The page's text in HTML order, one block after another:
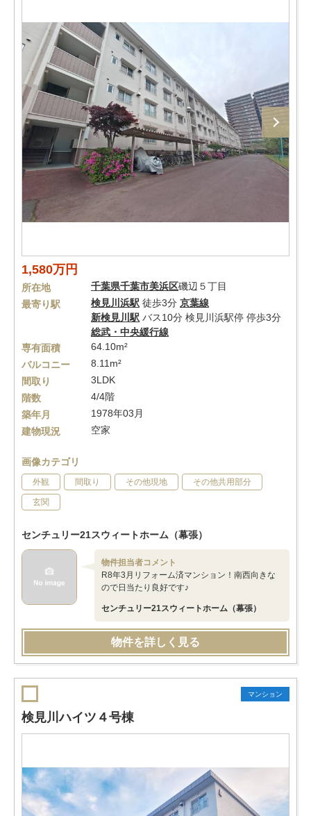
1,580万円
所在地 千葉県千葉市美浜区磯辺５丁目
最寄り駅
検見川浜駅 徒歩3分 京葉線
新検見川駅 バス10分 検見川浜駅停 停歩3分
総武・中央緩行線
専有面積
64.10m²
バルコニー
8.11m²
間取り
3LDK
階数
4/4階
築年月
1978年03月
建物現況
空家
画像カテゴリ
外観 間取り その他現地 その他共用部分
玄関
センチュリー21スウィートホーム（幕張）
物件担当者コメント
R8年3月リフォーム済マンション！南西向きな
ので日当たり良好です♪
センチュリー21スウィートホーム（幕張）
物件を詳しく見る
マンション
検見川ハイツ４号棟